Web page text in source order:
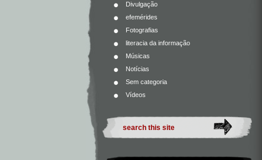
Divulgação
efemérides
Fotografias
literacia da informação
Músicas
Notícias
Sem categoria
Vídeos